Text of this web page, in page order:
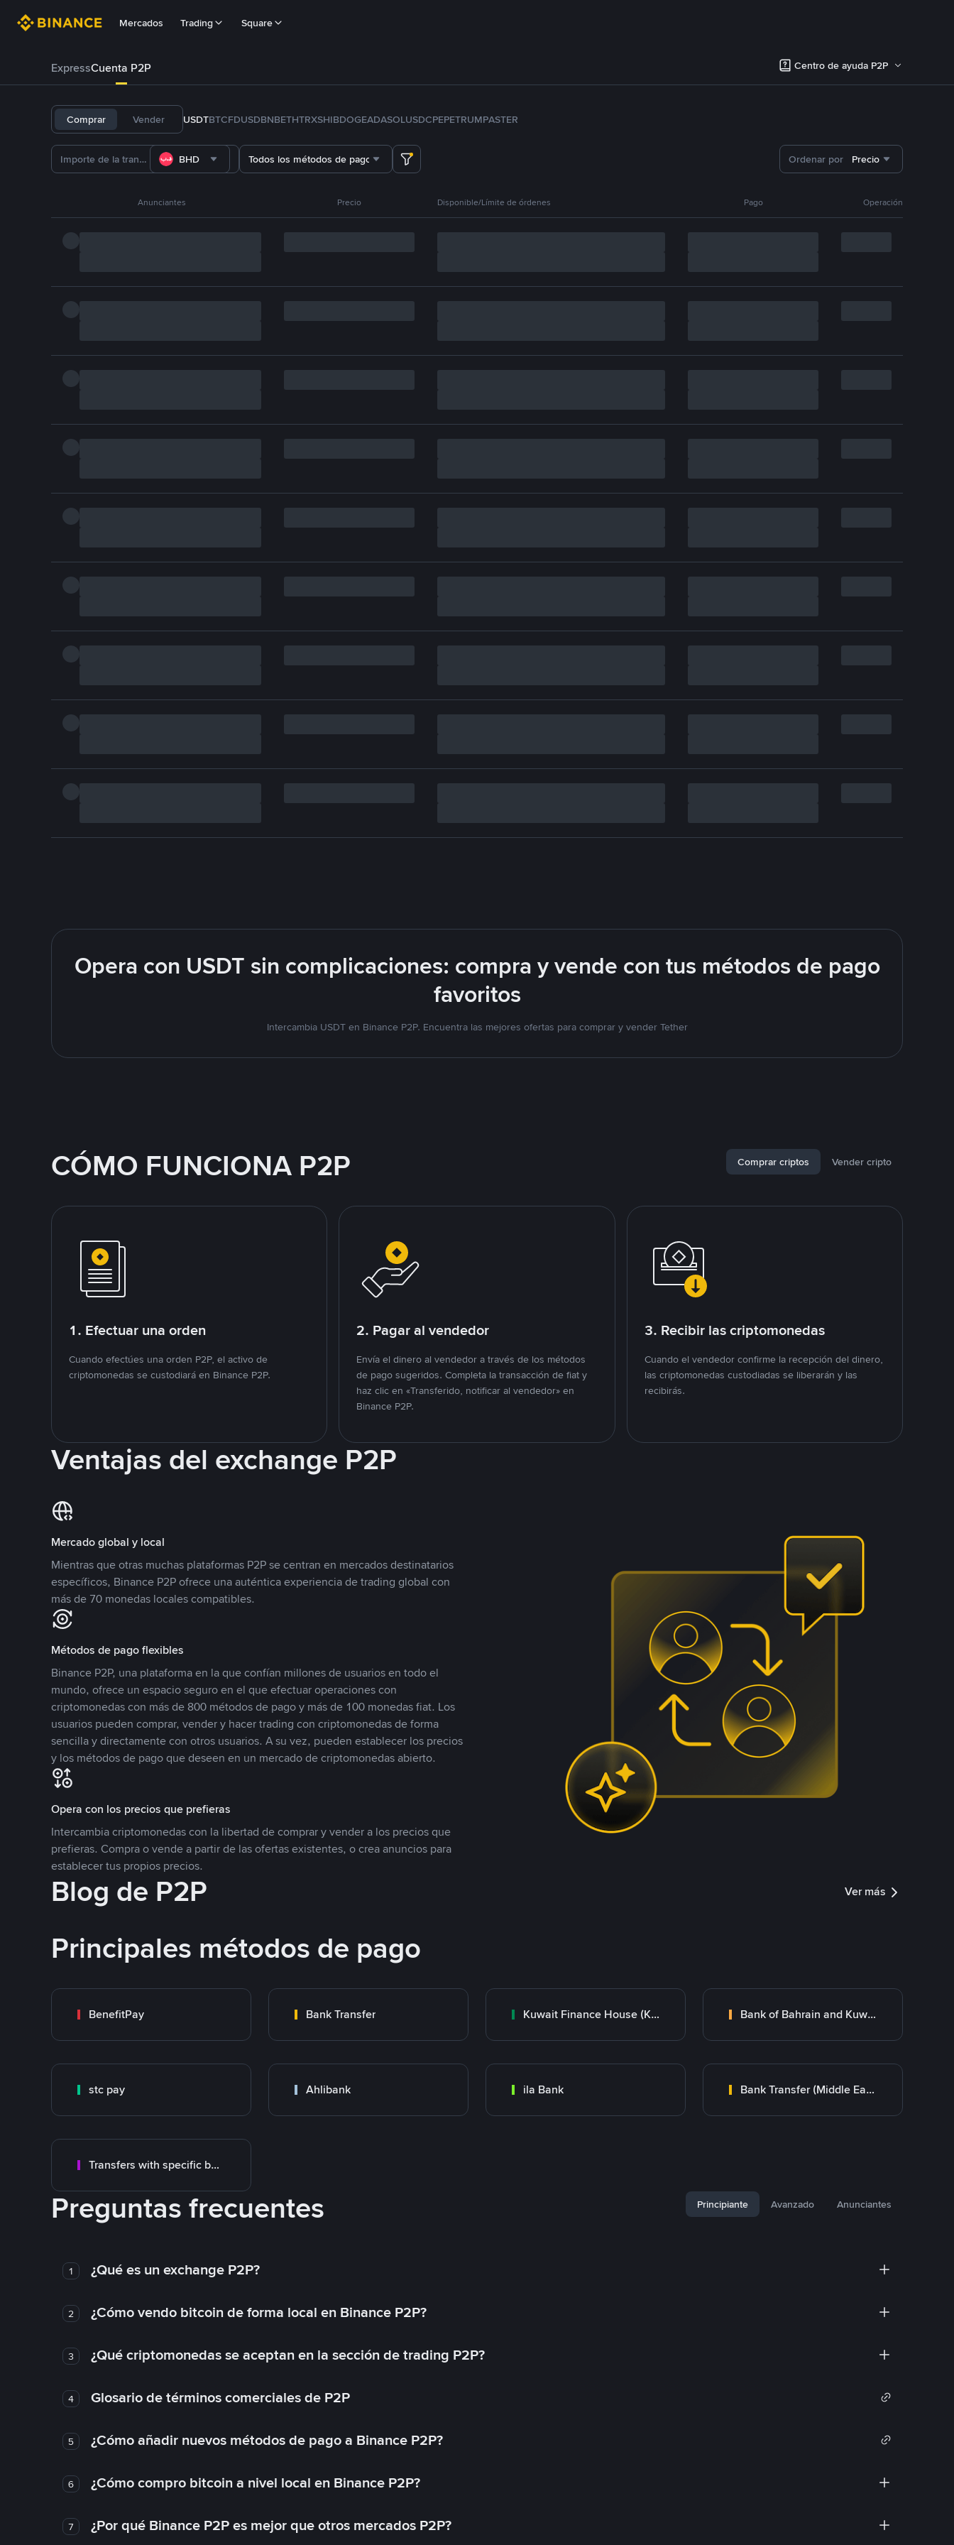
Mercados Trading Square
ExpressCuenta P2P Centro de ayuda P2P
Comprar Vender USDTBTCFDUSDBNBETHTRXSHIBDOGEADASOLUSDCPEPETRUMPASTER
BHD Todos los métodos de pago Ordenar por Precio
Anunciantes Precio Disponible/Límite de órdenes Pago Operación
Opera con USDT sin complicaciones: compra y vende con tus métodos de pago
favoritos
Intercambia USDT en Binance P2P. Encuentra las mejores ofertas para comprar y vender Tether
CÓMO FUNCIONA P2P Comprar criptos Vender cripto
1. Efectuar una orden
Cuando efectúes una orden P2P, el activo de
criptomonedas se custodiará en Binance P2P.
2. Pagar al vendedor
Envía el dinero al vendedor a través de los métodos
de pago sugeridos. Completa la transacción de fiat y
haz clic en «Transferido, notificar al vendedor» en
Binance P2P.
3. Recibir las criptomonedas
Cuando el vendedor confirme la recepción del dinero,
las criptomonedas custodiadas se liberarán y las
recibirás.
Ventajas del exchange P2P
Mercado global y local
Mientras que otras muchas plataformas P2P se centran en mercados destinatarios
específicos, Binance P2P ofrece una auténtica experiencia de trading global con
más de 70 monedas locales compatibles.
Métodos de pago flexibles
Binance P2P, una plataforma en la que confían millones de usuarios en todo el
mundo, ofrece un espacio seguro en el que efectuar operaciones con
criptomonedas con más de 800 métodos de pago y más de 100 monedas fiat. Los
usuarios pueden comprar, vender y hacer trading con criptomonedas de forma
sencilla y directamente con otros usuarios. A su vez, pueden establecer los precios
y los métodos de pago que deseen en un mercado de criptomonedas abierto.
Opera con los precios que prefieras
Intercambia criptomonedas con la libertad de comprar y vender a los precios que
prefieras. Compra o vende a partir de las ofertas existentes, o crea anuncios para
establecer tus propios precios.
Blog de P2P Ver más
Principales métodos de pago
BenefitPay Bank Transfer Kuwait Finance House (KFH) Bank of Bahrain and Kuwait B.S.C.
stc pay Ahlibank ila Bank Bank Transfer (Middle East)
Transfers with specific bank
Preguntas frecuentes Principiante Avanzado Anunciantes
1 ¿Qué es un exchange P2P?
2 ¿Cómo vendo bitcoin de forma local en Binance P2P?
3 ¿Qué criptomonedas se aceptan en la sección de trading P2P?
4 Glosario de términos comerciales de P2P
5 ¿Cómo añadir nuevos métodos de pago a Binance P2P?
6 ¿Cómo compro bitcoin a nivel local en Binance P2P?
7 ¿Por qué Binance P2P es mejor que otros mercados P2P?